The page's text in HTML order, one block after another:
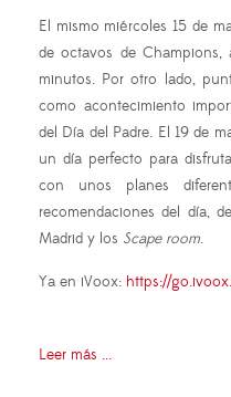
El mismo miércoles 15 de
de octavos de
minutos. Por otro lado,
como acontecimiento
del Día del Padre. El 19 de
un día perfecto para
con unos planes
recomendaciones del día,
Madrid y los Scape room.
Ya en iVoox: https://
Leer más ...